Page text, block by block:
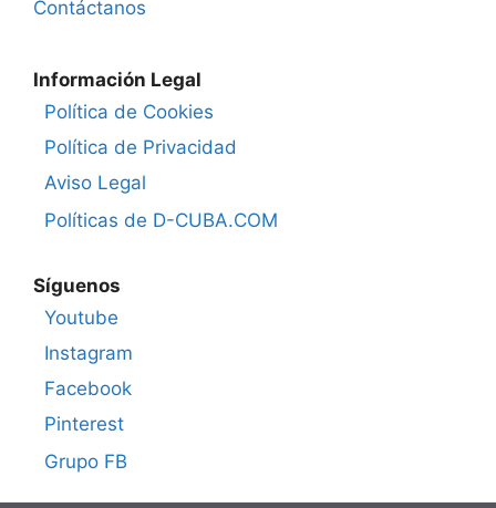
Contáctanos
Información Legal
Política de Cookies
Política de Privacidad
Aviso Legal
Políticas de D-CUBA.COM
Síguenos
Youtube
Instagram
Facebook
Pinterest
Grupo FB